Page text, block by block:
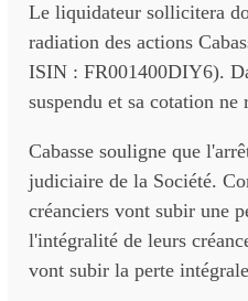
Le liquidateur sollicitera
radiation des actions
ISIN : FR001400DIY6).
suspendu et sa cotation ne
Cabasse souligne que
judiciaire de la Société.
créanciers vont subir une
l'intégralité de leurs
vont subir la perte